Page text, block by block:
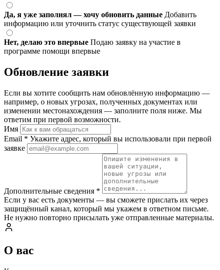
Да, я уже заполнял — хочу обновить данные Добавить
информацию или уточнить статус существующей заявки
Нет, делаю это впервые Подаю заявку на участие в
программе помощи впервые
Обновление заявки
Если вы хотите сообщить нам обновлённую информацию —
например, о новых угрозах, полученных документах или
изменении местонахождения — заполните поля ниже. Мы
ответим при первой возможности.
Имя
Email * Укажите адрес, который вы использовали при первой
заявке
Дополнительные сведения *
Если у вас есть документы — вы сможете прислать их через
защищённый канал, который мы укажем в ответном письме.
Не нужно повторно присылать уже отправленные материалы.
О вас